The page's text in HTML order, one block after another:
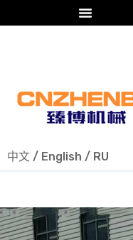
中文 / English / RU